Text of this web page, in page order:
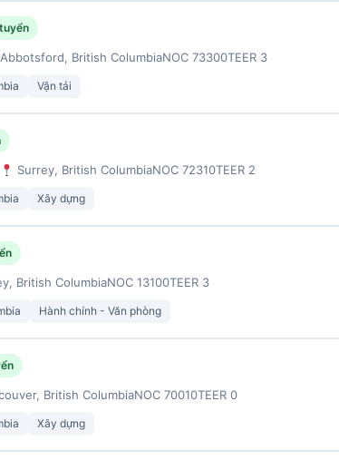
Abbotsford, British ColumbiaNOC 73300TEER 3
Vận tải
Surrey, British ColumbiaNOC 72310TEER 2
Xây dựng
British ColumbiaNOC 13100TEER 3
Hành chính - Văn phòng
British ColumbiaNOC 70010TEER 0
Xây dựng